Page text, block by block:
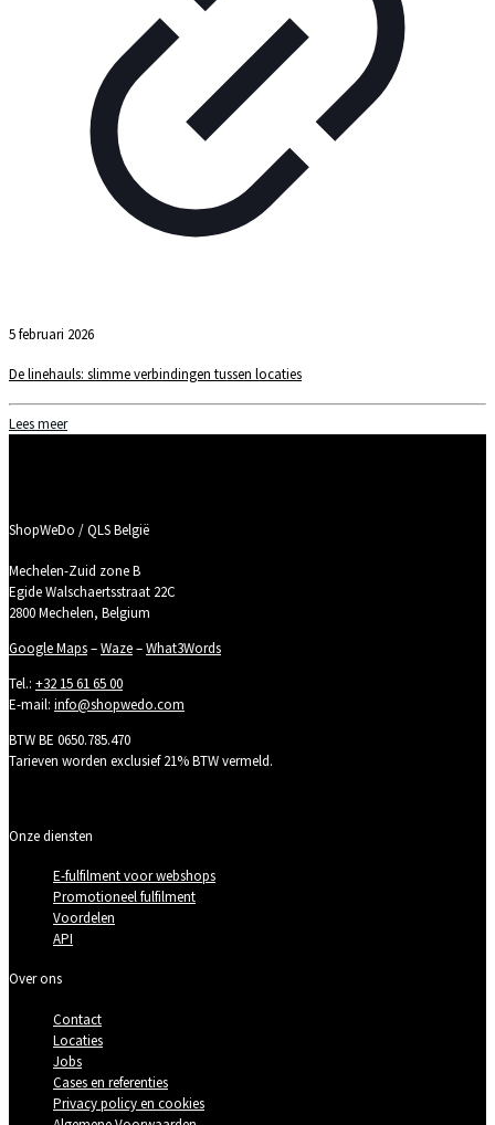
5 februari 2026
De linehauls: slimme verbindingen tussen locaties
Lees meer
ShopWeDo / QLS België
Mechelen-Zuid zone B
Egide Walschaertsstraat 22C
2800 Mechelen, Belgium
Google Maps–Waze–What3Words
Tel.: +32 15 61 65 00
E-mail: info@shopwedo.com
BTW BE 0650.785.470
Tarieven worden exclusief 21% BTW vermeld.
Onze diensten
E-fulfilment voor webshops
Promotioneel fulfilment
Voordelen
API
Over ons
Contact
Locaties
Jobs
Cases en referenties
Privacy policy en cookies